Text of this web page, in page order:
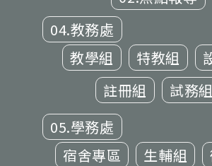
04.教務處
教學組
特教組
註冊組
試務組
05.學務處
宿舍專區
生輔組